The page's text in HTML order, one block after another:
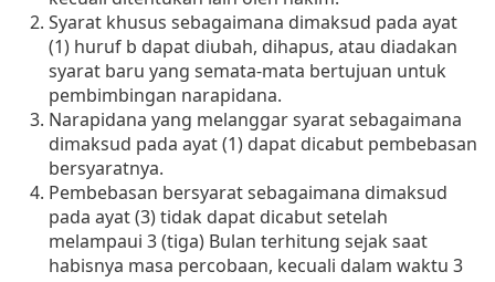
Syarat khusus sebagaimana dimaksud pada ayat
(1) huruf b dapat diubah, dihapus, atau diadakan
syarat baru yang semata-mata bertujuan untuk
pembimbingan narapidana.
Narapidana yang melanggar syarat sebagaimana
dimaksud pada ayat (1) dapat dicabut pembebasan
bersyaratnya.
Pembebasan bersyarat sebagaimana dimaksud
pada ayat (3) tidak dapat dicabut setelah
melampaui 3 (tiga) Bulan terhitung sejak saat
habisnya masa percobaan, kecuali dalam waktu 3